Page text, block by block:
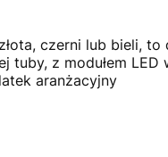
czerni lub bieli,
tuby, z modułem
aranżacyjny